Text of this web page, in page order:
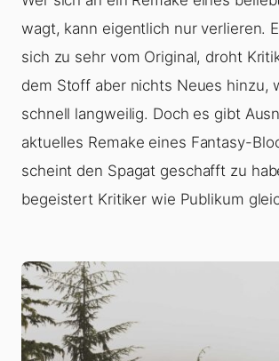
wagt, kann eigentlich nur verlieren.
sich zu sehr vom Original, droht
dem Stoff aber nichts Neues hinzu,
schnell langweilig. Doch es gibt
aktuelles Remake eines Fantasy-
scheint den Spagat geschafft zu
begeistert Kritiker wie Publikum